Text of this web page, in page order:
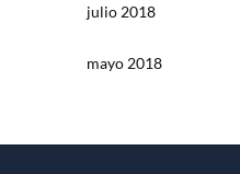
julio 2018
mayo 2018